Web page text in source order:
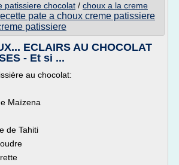
patissiere chocolat / choux a la creme
pate a choux creme patissiere
patissiere
ECLAIRS AU CHOCOLAT
- Et si ...
au chocolat:
Maïzena
de Tahiti